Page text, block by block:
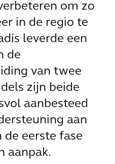
om zo
in de regio te
leverde een
de
van twee
zijn beide
aanbesteed
aan
de eerste fase
aanpak.